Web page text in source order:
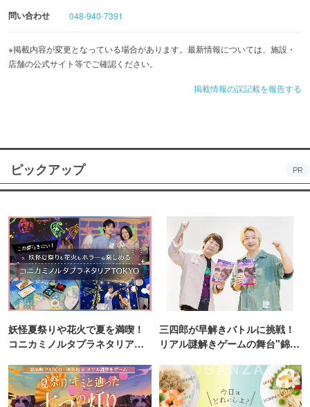
問い合わせ 048-940-7391
※掲載内容が変更となっている場合があります。最新情報については、施設・
店舗の公式サイト等でご確認ください。
掲載情報の誤記載を報告する
ピックアップ PR
妖怪夏祭りや花火で夏を満喫！
コニカミノルタプラネタリア
三四郎が早解きバトルに挑戦！
リアル謎解きゲームの舞台"錦糸